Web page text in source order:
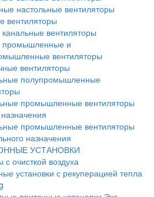
настольные вентиляторы
вентиляторы
вентиляторы
промышленные и
вентиляторы
вентиляторы
полупромышленные
промышленные вентиляторы
промышленные вентиляторы
назначения
УСТАНОВКИ
с очисткой воздуха
установки с рекуперацией тепла